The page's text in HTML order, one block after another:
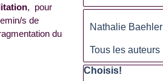
, pour
s de
du
Nathalie Baehler
Tous les auteurs
Sauter le bloc Choisis!
Choisis!